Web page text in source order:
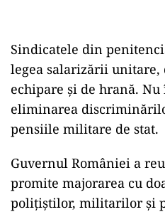
Sindicatele din
legea salarizării unitare,
echipare și de hrană.
eliminarea
pensiile militare de stat.
Guvernul României a
promite majorarea cu
polițiștilor, militarilor și